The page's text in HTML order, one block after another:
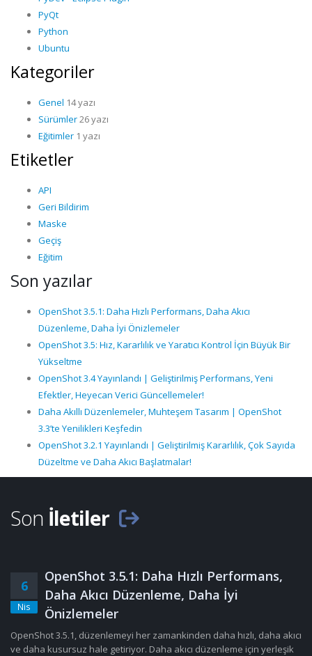
PyQt
Python
Ubuntu
Kategoriler
Genel 14 yazı
Sürümler26 yazı
Eğitimler 1 yazı
Etiketler
API
Geri Bildirim
Maske
Geçiş
Eğitim
Son yazılar
OpenShot 3.5.1: Daha Hızlı Performans, Daha Akıcı
Düzenleme, Daha İyi Önizlemeler
OpenShot 3.5: Hız, Kararlılık ve Yaratıcı Kontrol İçin Büyük Bir
Yükseltme
OpenShot 3.4 Yayınlandı | Geliştirilmiş Performans, Yeni
Efektler, Heyecan Verici Güncellemeler!
Daha Akıllı Düzenlemeler, Muhteşem Tasarım | OpenShot
3.3’te Yenilikleri Keşfedin
OpenShot 3.2.1 Yayınlandı | Geliştirilmiş Kararlılık, Çok Sayıda
Düzeltme ve Daha Akıcı Başlatmalar!
Son İletiler
6
Nis
OpenShot 3.5.1: Daha Hızlı Performans,
Daha Akıcı Düzenleme, Daha İyi
Önizlemeler
OpenShot 3.5.1, düzenlemeyi her zamankinden daha hızlı, daha akıcı
ve daha kusursuz hale getiriyor. Daha akıcı düzenleme için yerleşik